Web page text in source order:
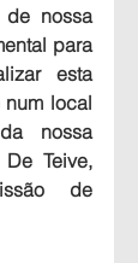
nossa
para
esta
local
nossa
Teive,
de